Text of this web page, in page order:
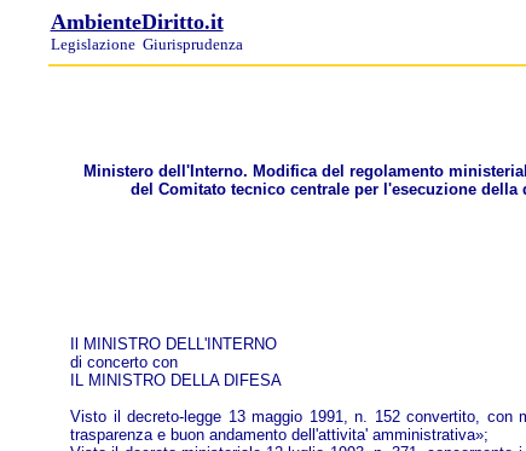
AmbienteDiritto.it
Legislazione Giurisprudenza
Ministero dell'Interno. Modifica del regolamento
del Comitato tecnico centrale per l'esecuzione
Il MINISTRO DELL'INTERNO
di concerto con
IL MINISTRO DELLA DIFESA
Visto il decreto-legge 13 maggio 1991, n. 152 convertito, con
trasparenza e buon andamento dell'attivita' amministrativa»;